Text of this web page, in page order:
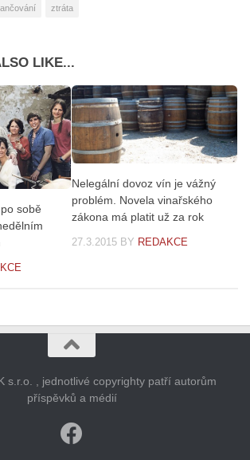
ztráta
LIKE...
sobě
Nelegální dovoz vín je vážný
problém. Novela vinařského
zákona má platit už za rok
27.3.2015 BY REDAKCE
s.r.o. , jednotlivé copyrighty patří autorům
příspěvků a médií